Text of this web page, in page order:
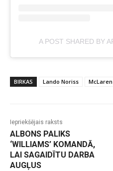
A POST SHARED BY
BIRKAS Lando Noriss McLaren
Iepriekšējais raksts
ALBONS PALIKS
‘WILLIAMS’ KOMANDĀ,
LAI SAGAIDĪTU DARBA
AUGĻUS